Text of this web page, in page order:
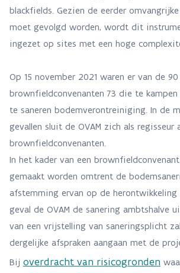
blackfields. Gezien de eerder
moet gevolgd worden, wordt dit
ingezet op sites met een hoge
Op 15 november 2021 waren er van de
brownfieldconvenanten 73 die te
te saneren bodemverontreiniging. In de
gevallen sluit de OVAM zich als regisseur
brownfieldconvenanten.
In het kader van een
gemaakt worden omtrent de
afstemming ervan op de herontwikkeling
geval de OVAM de sanering ambtshalve
van een vrijstelling van saneringsplicht
dergelijke afspraken aangaan met de
Bij overdracht van risicogronden